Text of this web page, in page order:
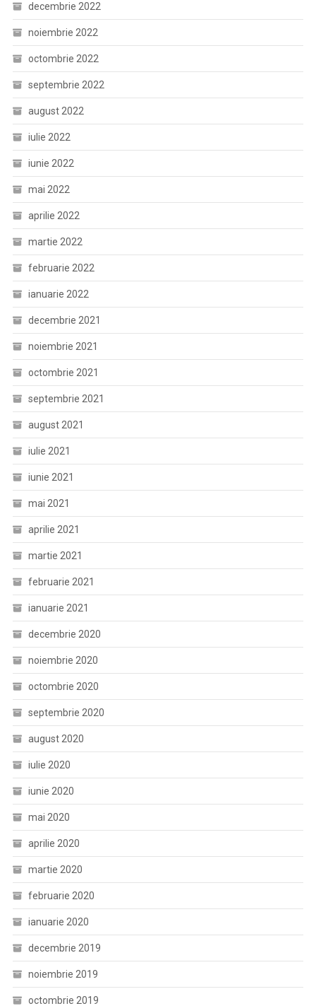
decembrie 2022
noiembrie 2022
octombrie 2022
septembrie 2022
august 2022
iulie 2022
iunie 2022
mai 2022
aprilie 2022
martie 2022
februarie 2022
ianuarie 2022
decembrie 2021
noiembrie 2021
octombrie 2021
septembrie 2021
august 2021
iulie 2021
iunie 2021
mai 2021
aprilie 2021
martie 2021
februarie 2021
ianuarie 2021
decembrie 2020
noiembrie 2020
octombrie 2020
septembrie 2020
august 2020
iulie 2020
iunie 2020
mai 2020
aprilie 2020
martie 2020
februarie 2020
ianuarie 2020
decembrie 2019
noiembrie 2019
octombrie 2019